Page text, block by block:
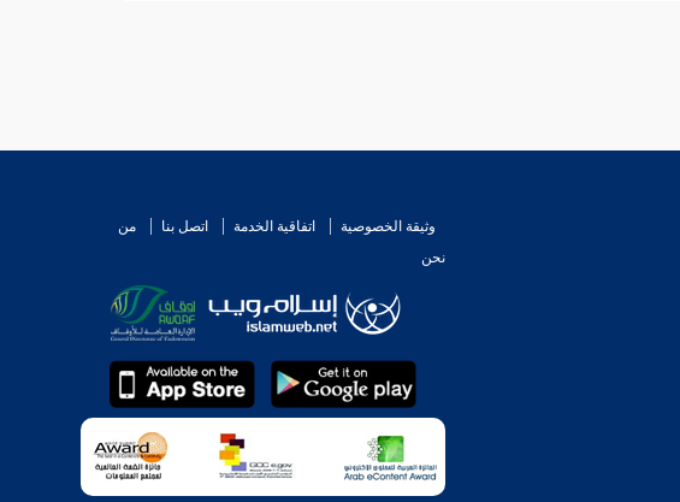
وثيقة الخصوصية اتفاقية الخدمة اتصل بنا
من
نحن